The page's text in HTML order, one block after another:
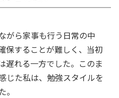
がら家事も行う日常の中
保することが難しく、当初
遅れる一方でした。このま
じた私は、勉強スタイルを